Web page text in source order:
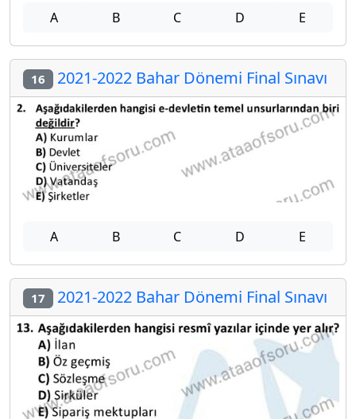
A B C D E
16 2021-2022 Bahar Dönemi Final Sınavı
A B C D E
17 2021-2022 Bahar Dönemi Final Sınavı